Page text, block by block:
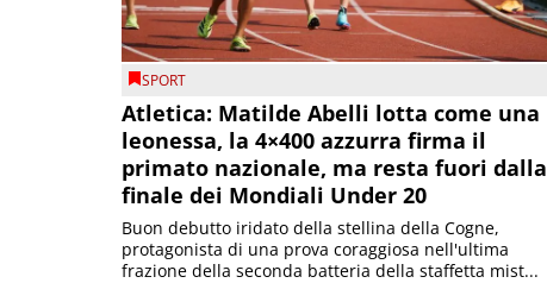
SPORT
Atletica: Matilde Abelli lotta come una
leonessa, la 4×400 azzurra firma il
primato nazionale, ma resta fuori dalla
finale dei Mondiali Under 20
Buon debutto iridato della stellina della Cogne,
protagonista di una prova coraggiosa nell'ultima
frazione della seconda batteria della staffetta mist...